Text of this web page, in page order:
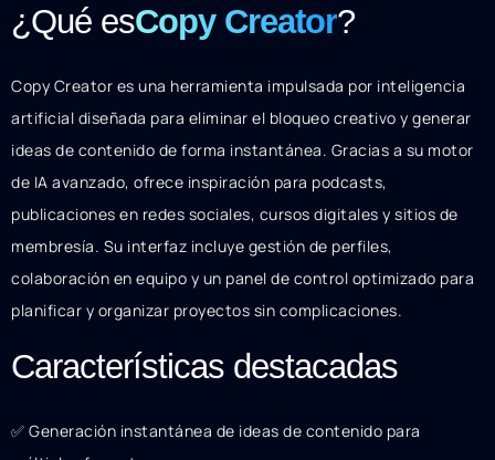
¿Qué esCopy Creator?
Copy Creator es una herramienta impulsada por inteligencia
artificial diseñada para eliminar el bloqueo creativo y generar
ideas de contenido de forma instantánea. Gracias a su motor
de IA avanzado, ofrece inspiración para podcasts,
publicaciones en redes sociales, cursos digitales y sitios de
membresía. Su interfaz incluye gestión de perfiles,
colaboración en equipo y un panel de control optimizado para
planificar y organizar proyectos sin complicaciones.
Características destacadas
✅ Generación instantánea de ideas de contenido para